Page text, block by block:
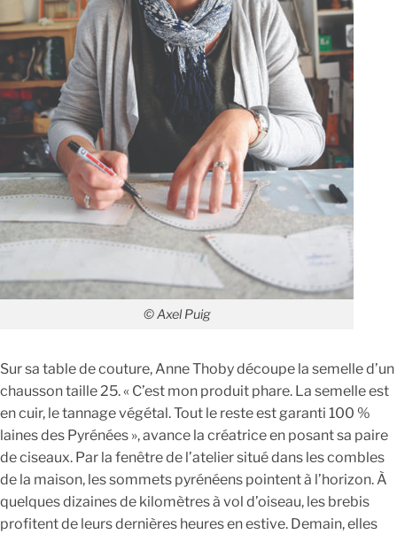
© Axel Puig
Sur sa table de couture, Anne Thoby découpe la semelle d’un
chausson taille 25. « C’est mon produit phare. La semelle est
en cuir, le tannage végétal. Tout le reste est garanti 100 %
laines des Pyrénées », avance la créatrice en posant sa paire
de ciseaux. Par la fenêtre de l’atelier situé dans les combles
de la maison, les sommets pyrénéens pointent à l’horizon. À
quelques dizaines de kilomètres à vol d’oiseau, les brebis
profitent de leurs dernières heures en estive. Demain, elles